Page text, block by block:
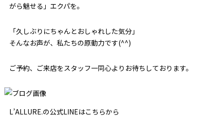
がら魅せる」エクパを。
「久しぶりにちゃんとおしゃれした気分」
そんなお声が、私たちの原動力です(^^)
ご予約、ご来店をスタッフ一同心よりお待ちしております。
L’ALLURE.の公式LINEはこちらから